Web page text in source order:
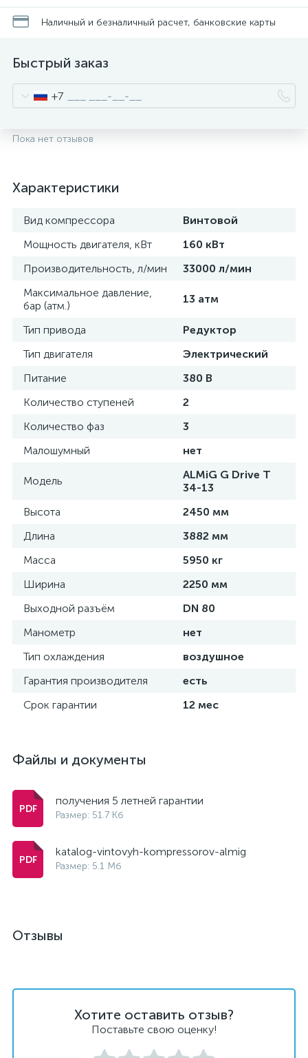
Наличный и безналичный расчет, банковские карты
Быстрый заказ
+7
Пока нет отзывов
Характеристики
Вид компрессора
Винтовой
Мощность двигателя, кВт
160 кВт
Производительность, л/мин
33000 л/мин
Максимальное давление,
бар (атм.)
13 атм
Тип привода
Редуктор
Тип двигателя
Электрический
Питание
380 В
Количество ступеней
2
Количество фаз
3
Малошумный
нет
Модель
ALMiG G Drive T
34-13
Высота
2450 мм
Длина
3882 мм
Масса
5950 кг
Ширина
2250 мм
Выходной разъём
DN 80
Манометр
нет
Тип охлаждения
воздушное
Гарантия производителя
есть
Срок гарантии
12 мес
Файлы и документы
получения 5 летней гарантии
Размер: 51.7 Кб
katalog-vintovyh-kompressorov-almig
Размер: 5.1 Мб
Отзывы
Хотите оставить отзыв?
Поставьте свою оценку!